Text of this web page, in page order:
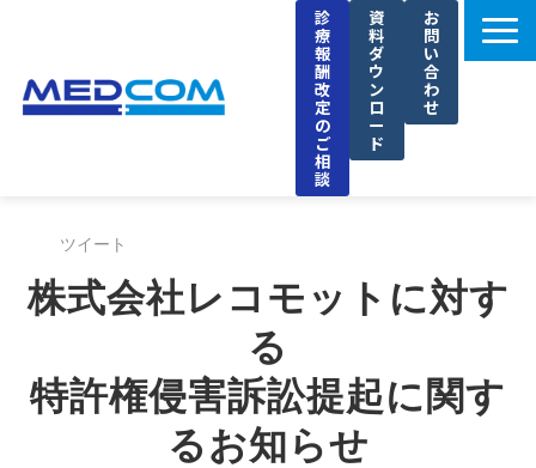
診
療
報
酬
改
定
の
ご
相
談
資
料
ダ
ウ
ン
ロ
ー
ド
お
問
い
合
わ
せ
導入事例
セミナー
ブログ
お知らせ
ツイート
株式会社レコモットに対す
る
特許権侵害訴訟提起に関す
るお知らせ